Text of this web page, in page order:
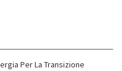
Per La Transizione